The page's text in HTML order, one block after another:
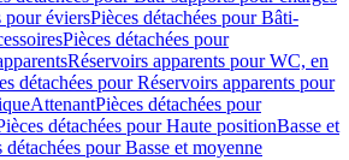
pour éviersPièces détachées pour Bâti-
Pièces détachées pour
Réservoirs apparents pour WC, en
détachées pour Réservoirs apparents pour
AttenantPièces détachées pour
détachées pour Haute positionBasse et
détachées pour Basse et moyenne